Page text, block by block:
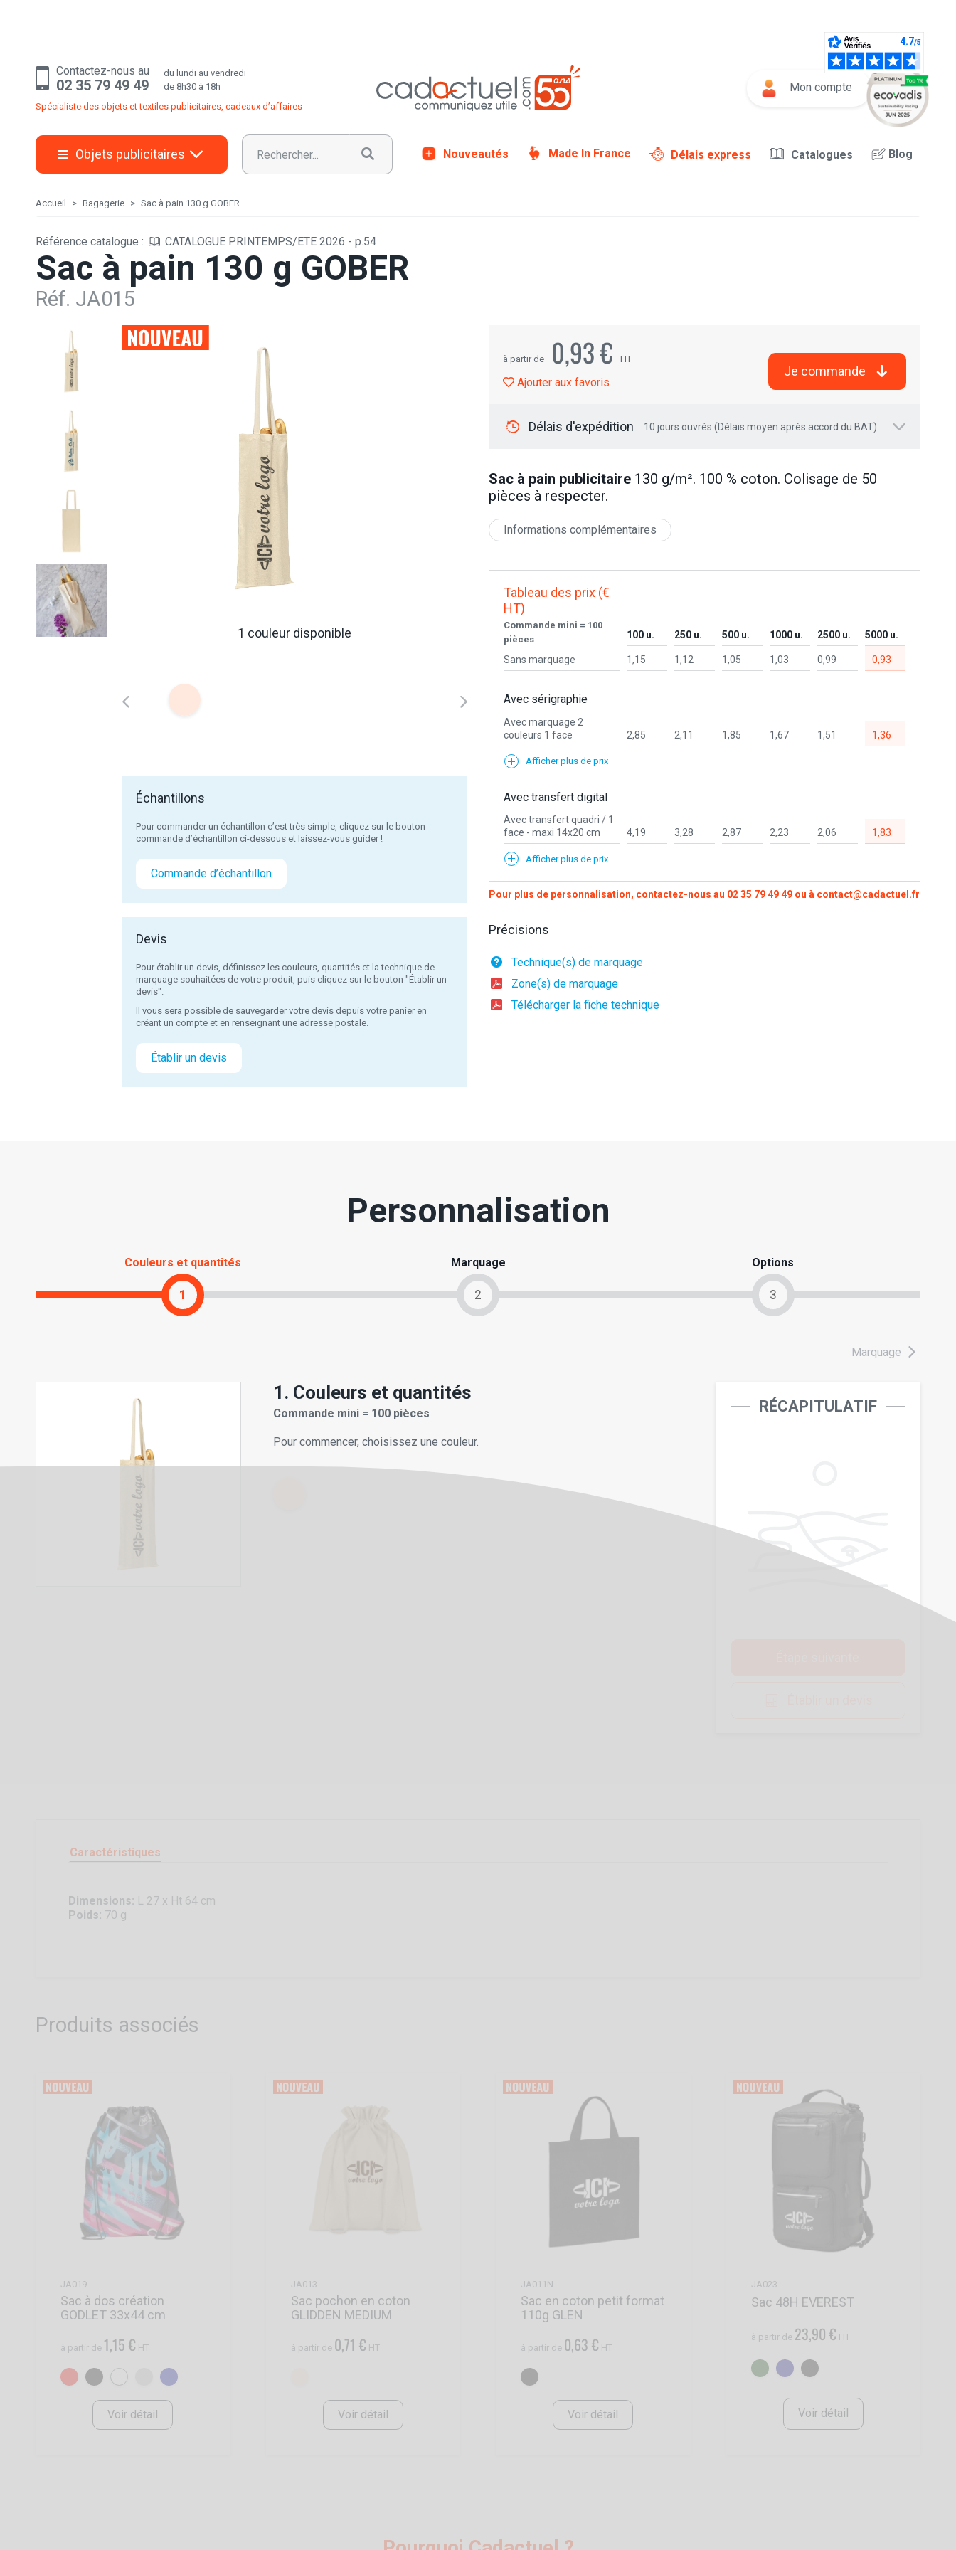
Contactez-nous au
02 35 79 49 49
du lundi au vendredi
de 8h30 à 18h
Spécialiste des objets et textiles publicitaires, cadeaux d’affaires
Mon compte
Objets publicitaires Nouveautés Made In France Délais express Catalogues Blog
Accueil Bagagerie Sac à pain 130 g GOBER
Référence catalogue : CATALOGUE PRINTEMPS/ETE 2026 - p.54
Sac à pain 130 g GOBER
Réf. JA015
1 couleur disponible
Échantillons
Pour commander un échantillon c’est très simple, cliquez sur le bouton
commande d’échantillon ci-dessous et laissez-vous guider !
Commande d’échantillon
Devis
Pour établir un devis, définissez les couleurs, quantités et la technique de
marquage souhaitées de votre produit, puis cliquez sur le bouton "Établir un
devis".
Il vous sera possible de sauvegarder votre devis depuis votre panier en
créant un compte et en renseignant une adresse postale.
Établir un devis
à partir de 0,93 € HT
Ajouter aux favoris
Je commande
Délais d'expédition 10 jours ouvrés (Délais moyen après accord du BAT)
Sac à pain publicitaire 130 g/m². 100 % coton. Colisage de 50
pièces à respecter.
Informations complémentaires
Tableau des prix (€
HT)
Commande mini = 100
pièces
100 u. 250 u. 500 u. 1000 u. 2500 u. 5000 u.
Sans marquage 1,15 1,12 1,05 1,03 0,99 0,93
Avec sérigraphie
Avec marquage 2
couleurs 1 face
2,85 2,11 1,85 1,67 1,51 1,36
Afficher plus de prix
Avec transfert digital
Avec transfert quadri / 1
face - maxi 14x20 cm
4,19 3,28 2,87 2,23 2,06 1,83
Afficher plus de prix
Pour plus de personnalisation, contactez-nous au 02 35 79 49 49 ou à contact@cadactuel.fr
Précisions
Technique(s) de marquage
Zone(s) de marquage
Télécharger la fiche technique
Personnalisation
1
Couleurs et quantités
2
Marquage
3
Options
Marquage
1. Couleurs et quantités
Commande mini = 100 pièces
Pour commencer, choisissez une couleur.
RÉCAPITULATIF
Caractéristiques
Dimensions: L 27 x Ht 64 cm
Poids: 70 g
Produits associés
JA019
Sac à dos création
GODLET 33x44 cm
à partir de 1,15 € HT
Voir détail
JA013
Sac pochon en coton
GLIDDEN MEDIUM
à partir de 0,71 € HT
Voir détail
JA011N
Sac en coton petit format
110g GLEN
à partir de 0,63 € HT
Voir détail
JA023
Sac 48H EVEREST
à partir de 23,90 € HT
Voir détail